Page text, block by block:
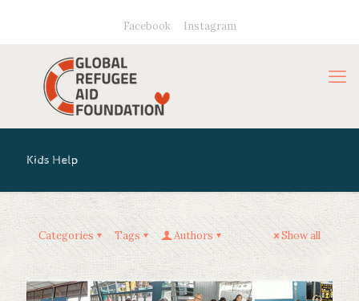
Facebook Instagram
Kids Help
Categories Tags Authors Show all